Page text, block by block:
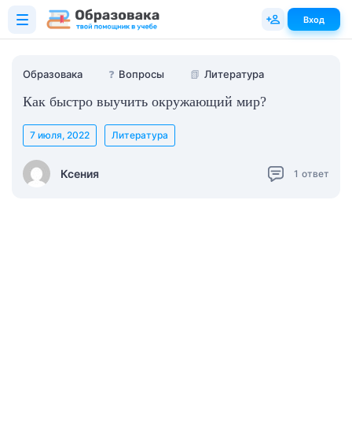
Образовака ❓ Вопросы 📗 Литература
Как быстро выучить окружающий мир?
Ксения
7 июля, 2022 Литература
1 ответ
Вход